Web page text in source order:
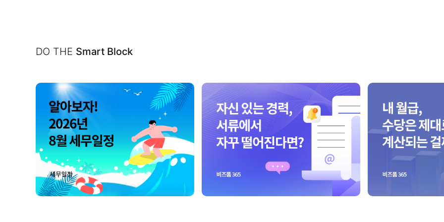
DO THE Smart Block